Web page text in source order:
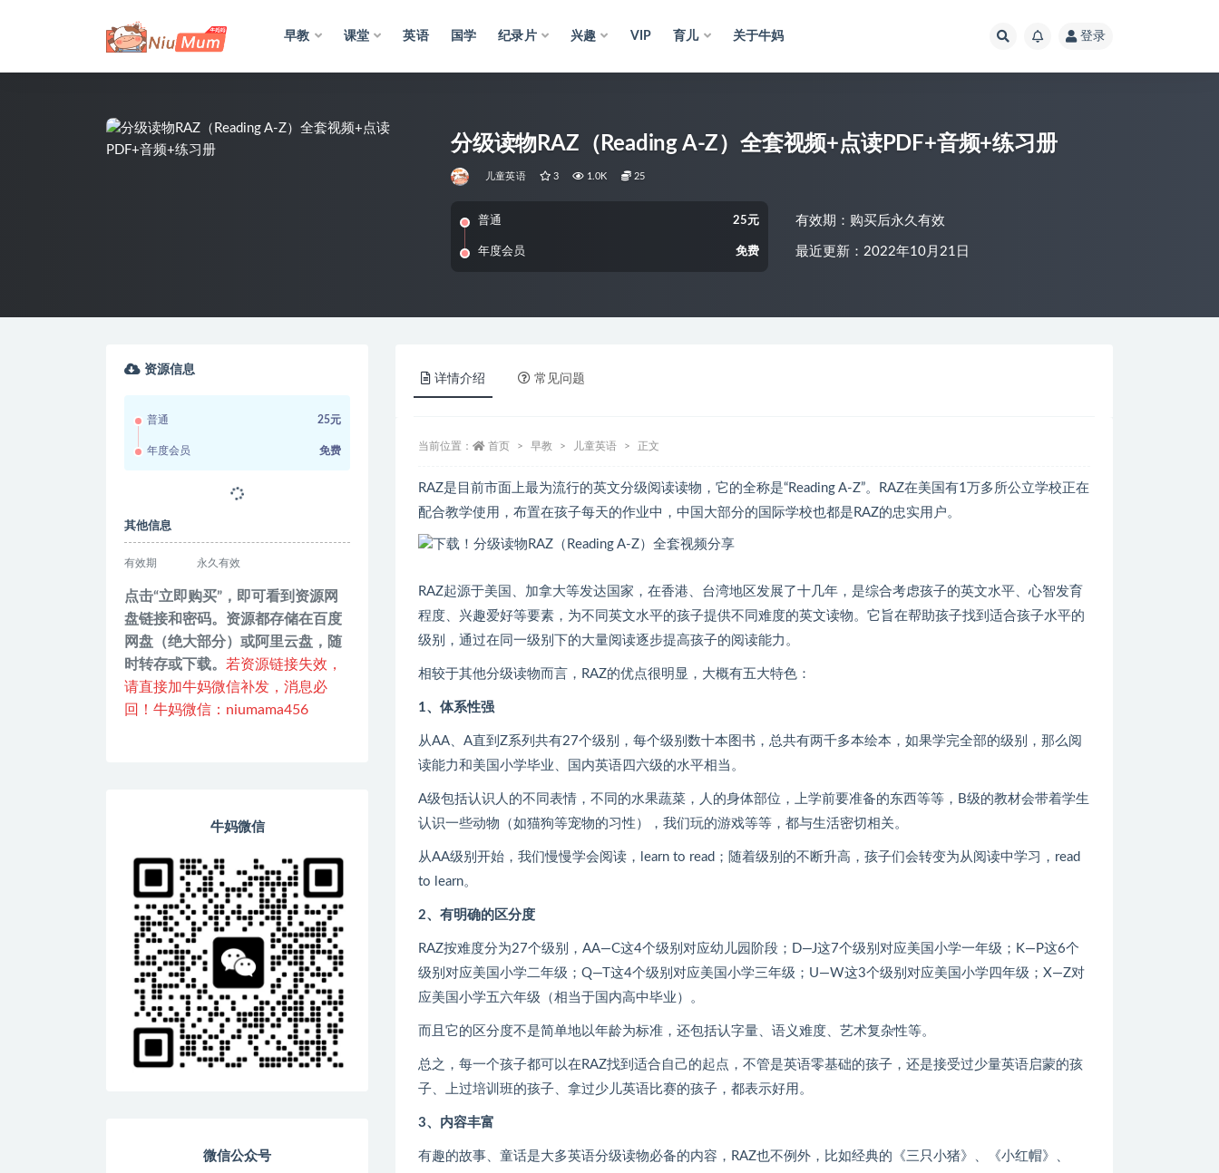
早教 课堂 英语 国学 纪录片 兴趣 VIP 育儿 关于牛妈 登录
分级读物RAZ（Reading A-Z）全套视频+点读PDF+音频+练习册
儿童英语 3 1.0K 25
普通 25元
年度会员 免费
有效期：购买后永久有效
最近更新：2022年10月21日
详情介绍 常见问题
当前位置： 首页 早教 儿童英语 正文
RAZ是目前市面上最为流行的英文分级阅读读物，它的全称是“Reading A-Z”。RAZ在美国有1万多所公立学校正在
配合教学使用，布置在孩子每天的作业中，中国大部分的国际学校也都是RAZ的忠实用户。
RAZ起源于美国、加拿大等发达国家，在香港、台湾地区发展了十几年，是综合考虑孩子的英文水平、心智发育
程度、兴趣爱好等要素，为不同英文水平的孩子提供不同难度的英文读物。它旨在帮助孩子找到适合孩子水平的
级别，通过在同一级别下的大量阅读逐步提高孩子的阅读能力。
相较于其他分级读物而言，RAZ的优点很明显，大概有五大特色：
1、体系性强
从AA、A直到Z系列共有27个级别，每个级别数十本图书，总共有两千多本绘本，如果学完全部的级别，那么阅
读能力和美国小学毕业、国内英语四六级的水平相当。
A级包括认识人的不同表情，不同的水果蔬菜，人的身体部位，上学前要准备的东西等等，B级的教材会带着学生
认识一些动物（如猫狗等宠物的习性），我们玩的游戏等等，都与生活密切相关。
从AA级别开始，我们慢慢学会阅读，learn to read；随着级别的不断升高，孩子们会转变为从阅读中学习，read
to learn。
2、有明确的区分度
RAZ按难度分为27个级别，AA—C这4个级别对应幼儿园阶段；D—J这7个级别对应美国小学一年级；K—P这6个
级别对应美国小学二年级；Q—T这4个级别对应美国小学三年级；U—W这3个级别对应美国小学四年级；X—Z对
应美国小学五六年级（相当于国内高中毕业）。
而且它的区分度不是简单地以年龄为标准，还包括认字量、语义难度、艺术复杂性等。
总之，每一个孩子都可以在RAZ找到适合自己的起点，不管是英语零基础的孩子，还是接受过少量英语启蒙的孩
子、上过培训班的孩子、拿过少儿英语比赛的孩子，都表示好用。
3、内容丰富
有趣的故事、童话是大多英语分级读物必备的内容，RAZ也不例外，比如经典的《三只小猪》、《小红帽》、
资源信息
普通 25元
年度会员 免费
其他信息
有效期 永久有效
点击“立即购买”，即可看到资源网
盘链接和密码。资源都存储在百度
网盘（绝大部分）或阿里云盘，随
时转存或下载。 若资源链接失效，
请直接加牛妈微信补发，消息必
回！牛妈微信：niumama456
牛妈微信
微信公众号